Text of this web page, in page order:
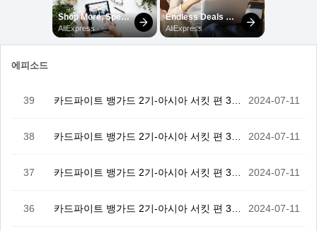
에피소드
39 2024-07-11
38 2024-07-11
37 2024-07-11
36 2024-07-11